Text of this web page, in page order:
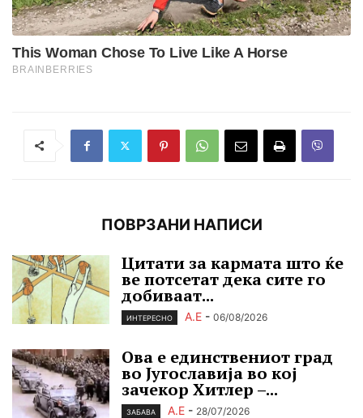
ПОВРЗАНИ НАПИСИ
Цитати за кармата што ќе
ве потсетат дека сите го
добиваат...
ИНТЕРЕСНО А.Е - 06/08/2026
Ова е единствениот град
во Југославија во кој
зачекор Хитлер –...
ЗАБАВА А.Е - 28/07/2026